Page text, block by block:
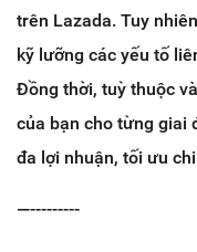
trên Lazada. Tuy
kỹ lưỡng các yếu tố
Đồng thời, tuỳ thuộc
của bạn cho từng giai
đa lợi nhuận, tối ưu
—---------